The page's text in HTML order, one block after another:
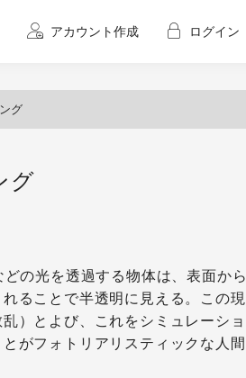
アカウント作成 ログイン
グ
グ
の光を透過する物体は、表面から
ることで半透明に見える。この現
）とよび、これをシミュレーショ
がフォトリアリスティックな人間